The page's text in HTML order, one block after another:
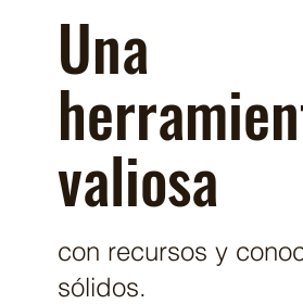
Una
valiosa
con recursos y
sólidos.